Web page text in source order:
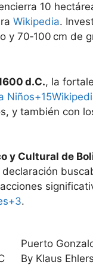
10
Wikipedia.
y 70‑100 cm
d.C., la
y también con
y Cultural de
.
Puerto
By Klaus